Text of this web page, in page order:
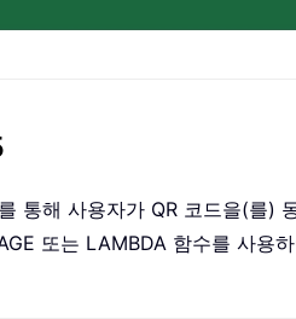
통해 사용자가 QR 코드을(를)
또는 LAMBDA 함수를 사용